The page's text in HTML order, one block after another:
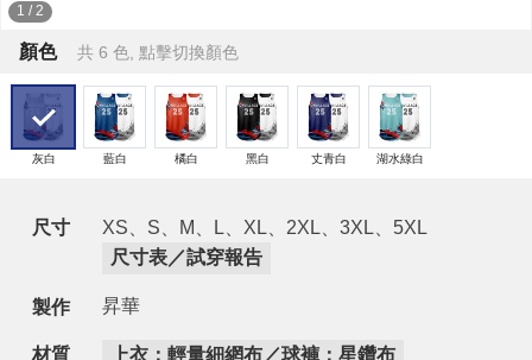
1 / 2
顏色 共 6 色, 點擊切換顏色
灰白 藍白 橘白 黑白 丈青白 湖水綠白
尺寸
XS、S、M、L、XL、2XL、3XL、5XL
尺寸表／試穿報告
製作 昇華
材質 上衣：輕量細網布／球褲：星鑽布